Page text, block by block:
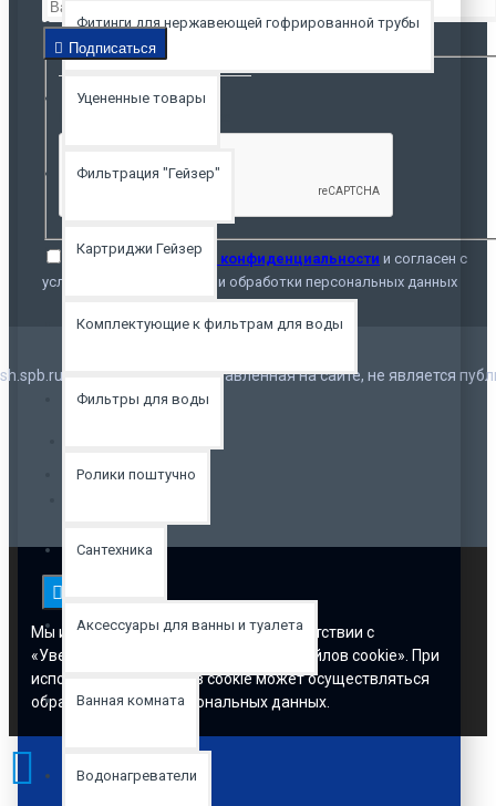
Фитинги для нержавеющей гофрированной трубы
Уцененные товары
Фильтрация "Гейзер"
Картриджи Гейзер
Комплектующие к фильтрам для воды
Фильтры для воды
Ролики поштучно
Сантехника
Аксессуары для ванны и туалета
Ванная комната
Водонагреватели
Подписаться
Защита от роботов
Я прочиталПолитика конфиденциальности и согласен с
условиями безопасности и обработки персональных данных
Информация, представленная на сайте, не является
Мы используем файлы cookie в соответствии с
«Уведомлением об использовании файлов cookie». При
использовании файлов cookie может осуществляться
обработка ваших персональных данных.